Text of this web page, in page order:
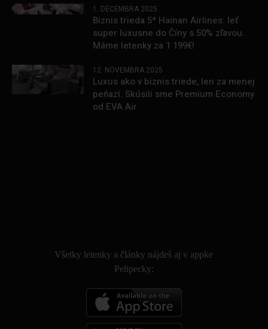
1. DECEMBRA 2025
Biznis trieda 5* Hainan Airlines: leť
super luxusne do Číny s 50% zľavou.
Máme letenky za 1 199€!
12. NOVEMBRA 2025
Luxus ako v biznis triede, len za menej
peňazí. Skúsili sme Premium Economy
od EVA Air
Všetky letenky a články nájdeš aj v appke
Pelipecky: